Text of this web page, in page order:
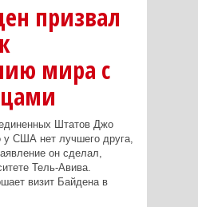
призвал
мира с
Штатов Джо
у США нет лучшего друга,
он сделал,
Тель-Авива.
визит Байдена в